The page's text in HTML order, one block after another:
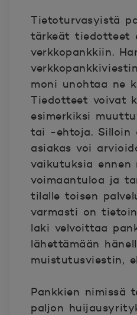
Tietoturvasyistä
tärkeät tiedotteet
verkkopankkiin.
moni unohtaa ne
Tiedotteet voivat
esimerkiksi
tai -ehtoja. Silloin
asiakas voi
vaikutuksia ennen
voimaantuloa ja
tilalle toisen
varmasti on
laki velvoittaa
lähettämään
muistutusviestin,
Pankkien nimissä
paljon